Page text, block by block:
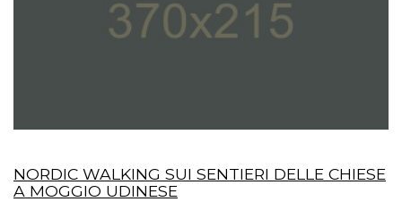
NORDIC WALKING SUI SENTIERI DELLE CHIESE
A MOGGIO UDINESE